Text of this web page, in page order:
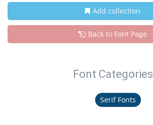
Add collection
Back to Font Page
Font Categories
Serif Fonts